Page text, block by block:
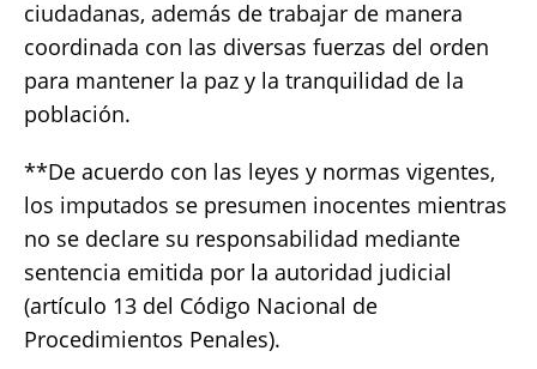
ciudadanas, además de trabajar de manera
coordinada con las diversas fuerzas del orden
para mantener la paz y la tranquilidad de la
población.
**De acuerdo con las leyes y normas vigentes,
los imputados se presumen inocentes mientras
no se declare su responsabilidad mediante
sentencia emitida por la autoridad judicial
(artículo 13 del Código Nacional de
Procedimientos Penales).